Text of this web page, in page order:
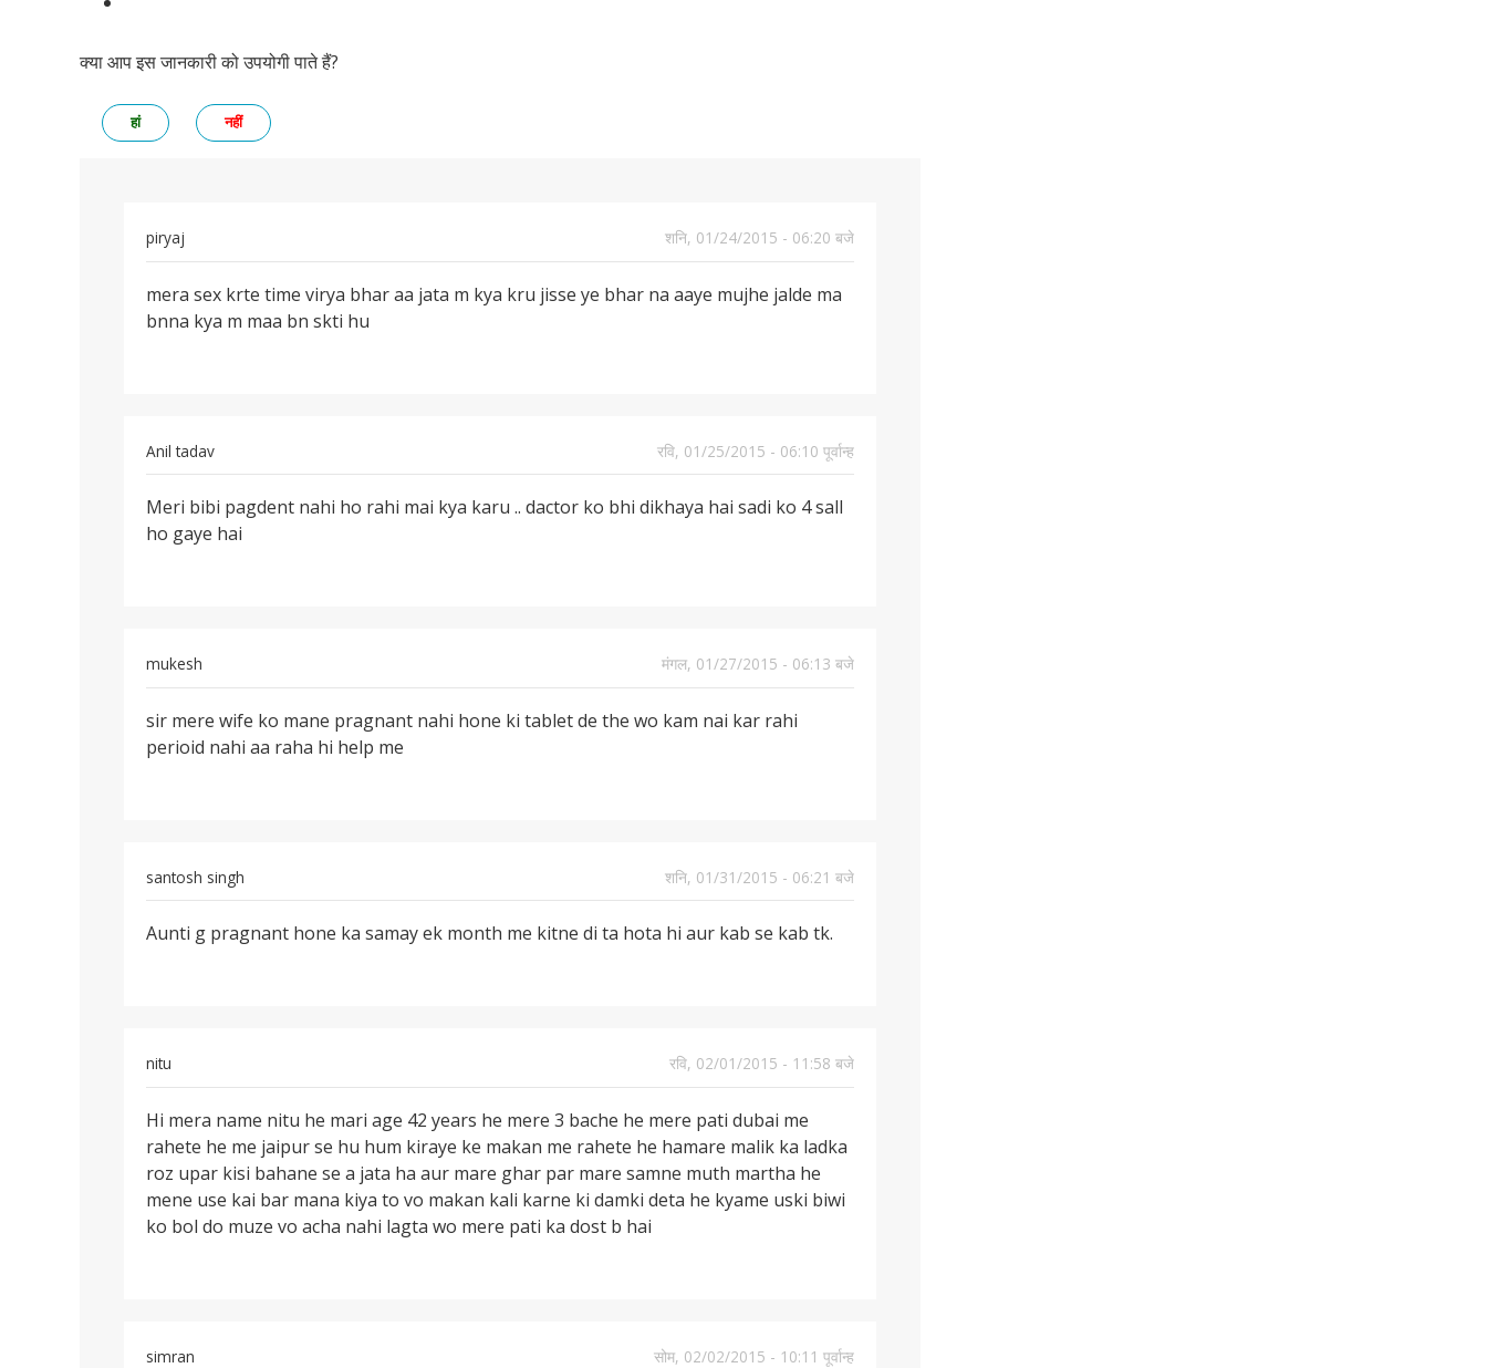
क्या आप इस जानकारी को उपयोगी पाते हैं?
हां नहीं
piryaj
शनि, 01/24/2015 - 06:20 बजे
mera
sex
mera sex krte time virya bhar aa jata m kya kru jisse ye bhar na aaye mujhe jalde ma
bnna kya m maa bn skti hu
Anil tadav
रवि, 01/25/2015 - 06:10 पूर्वान्ह
Meri
bibi
Meri bibi pagdent nahi ho rahi mai kya karu .. dactor ko bhi dikhaya hai sadi ko 4 sall
ho gaye hai
mukesh
मंगल, 01/27/2015 - 06:13 बजे
sir
mere
sir mere wife ko mane pragnant nahi hone ki tablet de the wo kam nai kar rahi
perioid nahi aa raha hi help me
santosh singh
शनि, 01/31/2015 - 06:21 बजे
Aunti
Aunti g pragnant hone ka samay ek month me kitne di ta hota hi aur kab se kab tk.
nitu
रवि, 02/01/2015 - 11:58 बजे
Hi
mera
name
nitu
he
Hi mera name nitu he mari age 42 years he mere 3 bache he mere pati dubai me
rahete he me jaipur se hu hum kiraye ke makan me rahete he hamare malik ka ladka
roz upar kisi bahane se a jata ha aur mare ghar par mare samne muth martha he
mene use kai bar mana kiya to vo makan kali karne ki damki deta he kyame uski biwi
ko bol do muze vo acha nahi lagta wo mere pati ka dost b hai
simran
सोम, 02/02/2015 - 10:11 पूर्वान्ह